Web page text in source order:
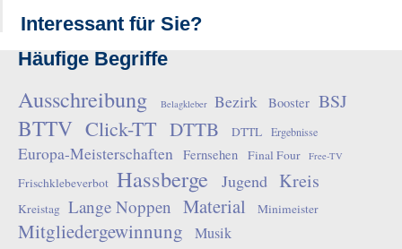
Interessant für Sie?
Häufige Begriffe
Ausschreibung Belagkleber Bezirk Booster BSJ
BTTV Click-TT DTTB DTTL Ergebnisse
Europa-Meisterschaften Fernsehen Final Four Free-TV
Frischklebeverbot Hassberge Jugend Kreis
Kreistag Lange Noppen Material Minimeister
Mitgliedergewinnung Musik